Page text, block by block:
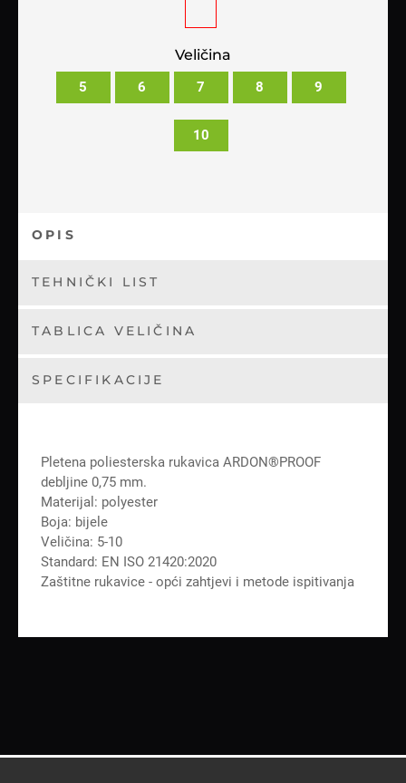
Veličina
5 6 7 8 9
10
OPIS
TEHNIČKI LIST
TABLICA VELIČINA
SPECIFIKACIJE
Pletena poliesterska rukavica ARDON®PROOF
debljine 0,75 mm.
Materijal: polyester
Boja: bijele
Veličina: 5-10
Standard: EN ISO 21420:2020
Zaštitne rukavice - opći zahtjevi i metode ispitivanja